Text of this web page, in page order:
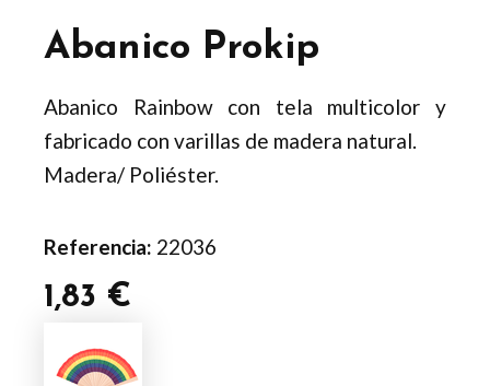
Abanico Prokip
Abanico Rainbow con tela multicolor y
fabricado con varillas de madera natural.
Madera/ Poliéster.
Referencia: 22036
1,83 €
Prokip